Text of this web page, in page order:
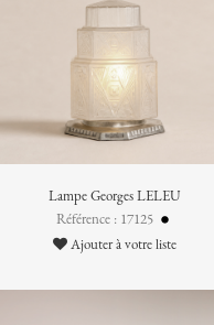
Lampe Georges LELEU
Référence : 17125
Ajouter à votre liste